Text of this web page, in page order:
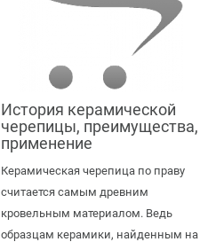
История керамической
черепицы, преимущества,
применение
Керамическая черепица по праву
считается самым древним
кровельным материалом. Ведь
образцам керамики, найденным на